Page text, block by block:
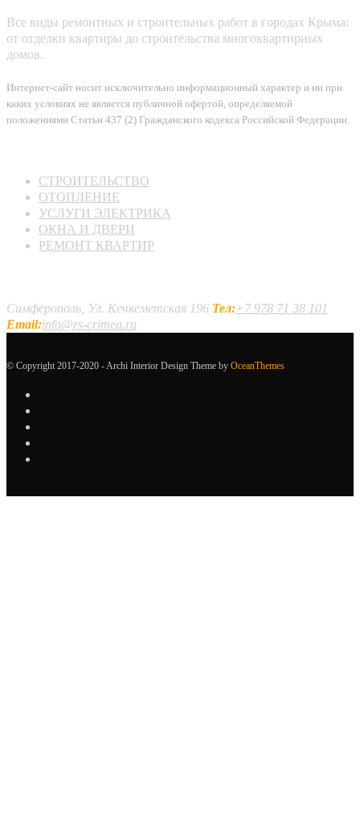
Все виды ремонтных и строительных работ в городах Крыма:
от отделки квартиры до строительства многоквартирных
домов.
Интернет-сайт носит исключительно информационный характер и ни при
каких условиях не является публичной офертой, определяемой
положениями Статьи 437 (2) Гражданского кодекса Российской Федерации.
СТРОИТЕЛЬСТВО
ОТОПЛЕНИЕ
УСЛУГИ ЭЛЕКТРИКА
ОКНА И ДВЕРИ
РЕМОНТ КВАРТИР
Симферополь, Ул. Кечкеметская 196 Тел:+7 978 71 38 101
Email:info@rs-crimea.ru
© Copyright 2017-2020 - Archi Interior Design Theme by OceanThemes